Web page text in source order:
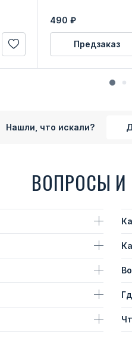
490 ₽
Предзаказ
Нашли, что искали?
ВОПРОСЫ И